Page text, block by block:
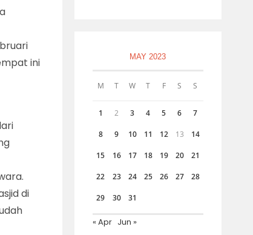
ini
di
MAY 2023
M T W T F S S
1 2 3 4 5 6 7
8 9 10 11 12 13 14
15 16 17 18 19 20 21
22 23 24 25 26 27 28
29 30 31
« Apr Jun »